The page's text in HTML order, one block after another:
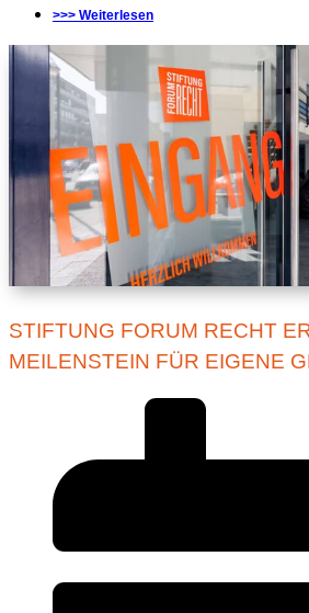
>>> Weiterlesen
STIFTUNG FORUM RECHT
MEILENSTEIN FÜR EIGENE